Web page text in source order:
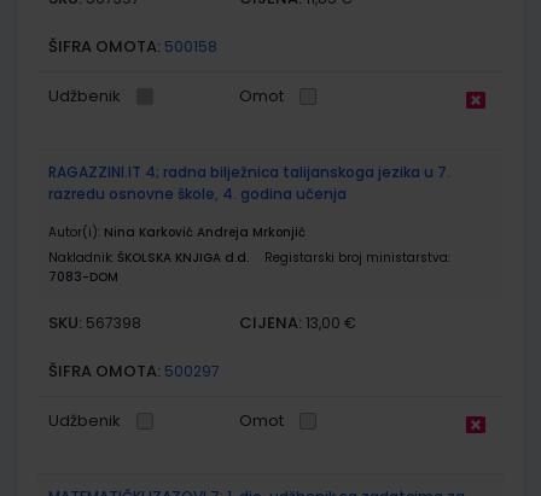
ŠIFRA OMOTA: 500158
Udžbenik Omot
RAGAZZINI.IT 4; radna bilježnica talijanskoga jezika u 7.
razredu osnovne škole, 4. godina učenja
Autor(i): Nina Karković Andreja Mrkonjić
Nakladnik: ŠKOLSKA KNJIGA d.d.
Registarski broj ministarstva:
7083-DOM
SKU: 567398 CIJENA: 13,00 €
ŠIFRA OMOTA: 500297
Udžbenik Omot